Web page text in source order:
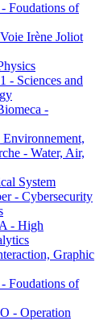
Foudations of
Irène Joliot
- Sciences and
-
- Water, Air,
System
- Cybersecurity
- High
Graphic
Foudations of
- Operation